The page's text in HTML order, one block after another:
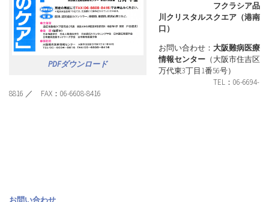
PDFダウンロード
フクラシア品
川クリスタルスクエア（港南
口）
お問い合わせ： 大阪難病医療
情報センター （大阪市住吉区
万代東3丁目1番56号）
TEL：06-6694-
8816 ／ FAX：06-6608-8416
お問い合わせ